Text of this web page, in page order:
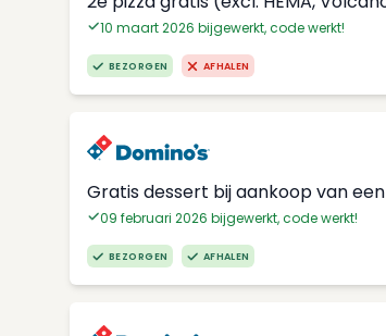
10 maart 2026 bijgewerkt, code werkt!
BEZORGEN AFHALEN
Gratis dessert bij aankoop van
09 februari 2026 bijgewerkt, code werkt!
BEZORGEN AFHALEN